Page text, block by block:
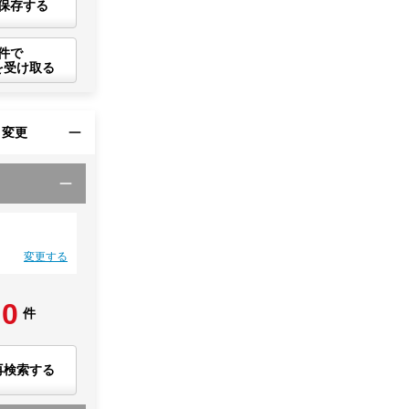
存する
で
受け取る
更
変更する
0 件
検索する